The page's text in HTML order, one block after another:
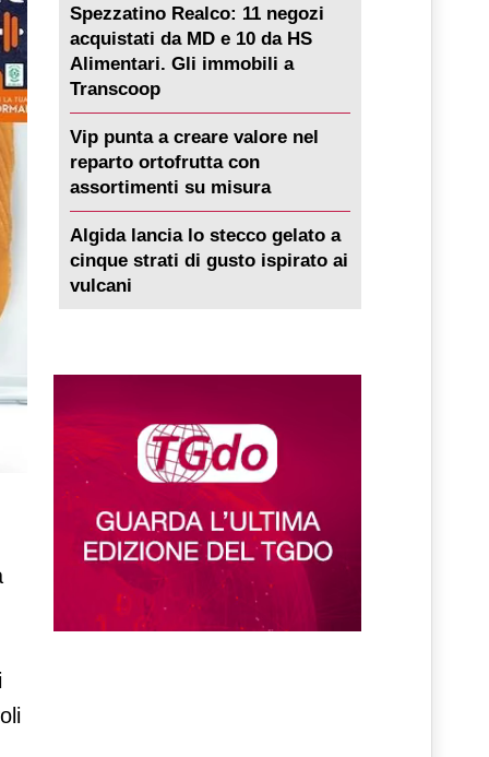
Spezzatino Realco: 11 negozi
acquistati da MD e 10 da HS
Alimentari. Gli immobili a
Transcoop
Vip punta a creare valore nel
reparto ortofrutta con
assortimenti su misura
Algida lancia lo stecco gelato a
cinque strati di gusto ispirato ai
vulcani